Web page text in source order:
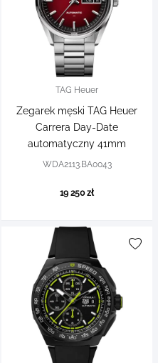
TAG Heuer
Zegarek męski TAG Heuer
Carrera Day-Date
automatyczny 41mm
WDA2113.BA0043
19 250 zł